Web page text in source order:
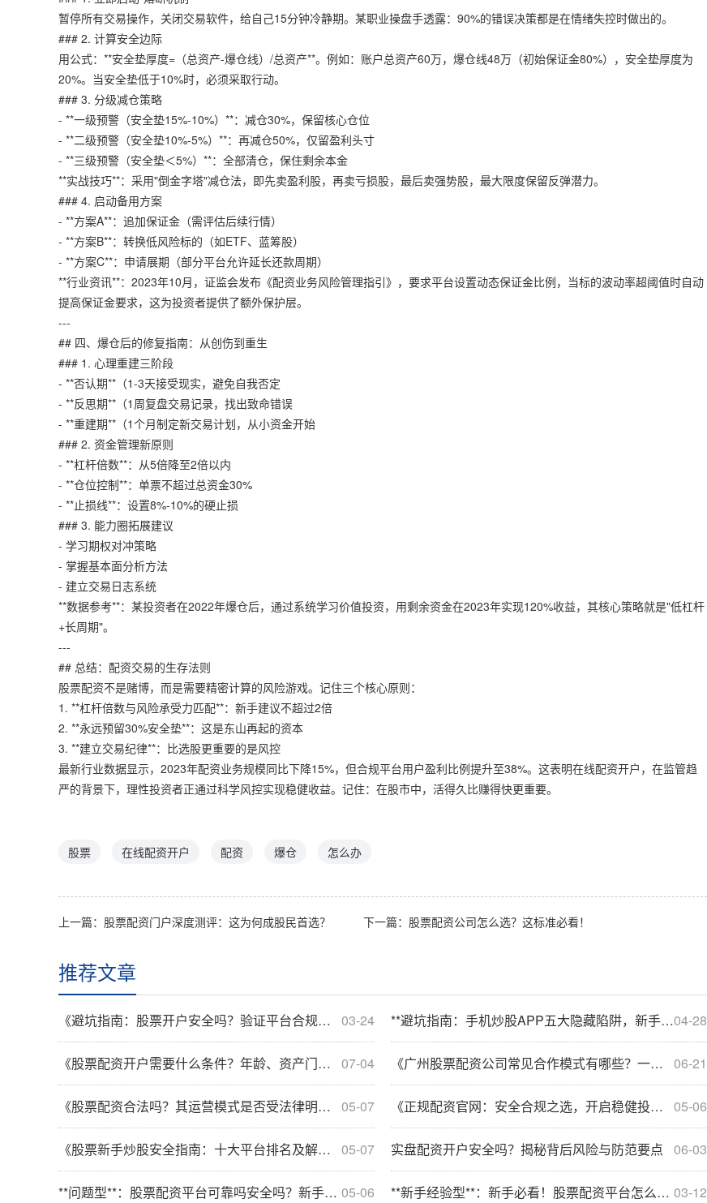
暂停所有交易操作，关闭交易软件，给自己15分钟冷静期。某职业操盘手透露：90%的错误决策都是在情绪失控时做出的。
### 2. 计算安全边际
用公式：**安全垫厚度=（总资产-爆仓线）/总资产**。例如：账户总资产60万，爆仓线48万（初始保证金80%），安全垫厚度为
20%。当安全垫低于10%时，必须采取行动。
### 3. 分级减仓策略
- **一级预警（安全垫15%-10%）**：减仓30%，保留核心仓位
- **二级预警（安全垫10%-5%）**：再减仓50%，仅留盈利头寸
- **三级预警（安全垫＜5%）**：全部清仓，保住剩余本金
**实战技巧**：采用"倒金字塔"减仓法，即先卖盈利股，再卖亏损股，最后卖强势股，最大限度保留反弹潜力。
### 4. 启动备用方案
- **方案A**：追加保证金（需评估后续行情）
- **方案B**：转换低风险标的（如ETF、蓝筹股）
- **方案C**：申请展期（部分平台允许延长还款周期）
**行业资讯**：2023年10月，证监会发布《配资业务风险管理指引》，要求平台设置动态保证金比例，当标的波动率超阈值时自动
提高保证金要求，这为投资者提供了额外保护层。
---
## 四、爆仓后的修复指南：从创伤到重生
### 1. 心理重建三阶段
- **否认期**（1-3天接受现实，避免自我否定
- **反思期**（1周复盘交易记录，找出致命错误
- **重建期**（1个月制定新交易计划，从小资金开始
### 2. 资金管理新原则
- **杠杆倍数**：从5倍降至2倍以内
- **仓位控制**：单票不超过总资金30%
- **止损线**：设置8%-10%的硬止损
### 3. 能力圈拓展建议
- 学习期权对冲策略
- 掌握基本面分析方法
- 建立交易日志系统
**数据参考**：某投资者在2022年爆仓后，通过系统学习价值投资，用剩余资金在2023年实现120%收益，其核心策略就是"低杠杆
+长周期"。
---
## 总结：配资交易的生存法则
股票配资不是赌博，而是需要精密计算的风险游戏。记住三个核心原则：
1. **杠杆倍数与风险承受力匹配**：新手建议不超过2倍
2. **永远预留30%安全垫**：这是东山再起的资本
3. **建立交易纪律**：比选股更重要的是风控
最新行业数据显示，2023年配资业务规模同比下降15%，但合规平台用户盈利比例提升至38%。这表明在线配资开户，在监管趋
严的背景下，理性投资者正通过科学风控实现稳健收益。记住：在股市中，活得久比赚得快更重要。
股票 在线配资开户 配资 爆仓 怎么办
上一篇： 股票配资门户深度测评：这为何成股民首选？ 下一篇： 股票配资公司怎么选？这标准必看！
推荐文章
03-24
《避坑指南：股票开户安全吗？验证平台合规性防被骗》 04-28
**避坑指南：手机炒股APP五大隐藏陷阱，新手必看防亏损攻略**
07-04
《股票配资开户需要什么条件？年龄、资产门槛有何具体要求？》 06-21
《广州股票配资公司常见合作模式有哪些？一文说清！》
05-07
《股票配资合法吗？其运营模式是否受法律明确规范？》 05-06
《正规配资官网：安全合规之选，开启稳健投资新征程！》
05-07
《股票新手炒股安全指南：十大平台排名及解析》 06-03
实盘配资开户安全吗？揭秘背后风险与防范要点
05-06
**问题型**：股票配资平台可靠吗安全吗？新手必看的避坑指南来了！ 03-12
**新手经验型**：新手必看！股票配资平台怎么提现最快的小技巧